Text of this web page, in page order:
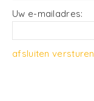
Uw e-mailadres:
afsluiten versturen